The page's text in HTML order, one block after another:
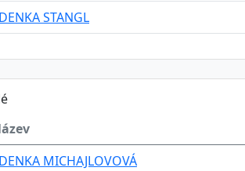
STANGL
MICHAJLOVOVÁ